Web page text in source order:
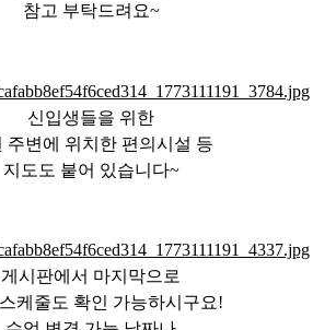
참고 부탁드려요~
신입생들을 위한
주변에 위치한 편의시설 등
지도도 붙어 있습니다~
게시판에서 마지막으로
케줄도 확인 가능하시구요!